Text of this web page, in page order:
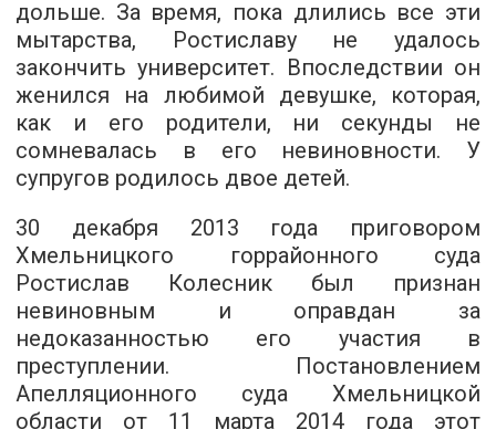
дольше. За время, пока длились все эти
мытарства, Ростиславу не удалось
закончить университет. Впоследствии он
женился на любимой девушке, которая,
как и его родители, ни секунды не
сомневалась в его невиновности. У
супругов родилось двое детей.
30 декабря 2013 года приговором
Хмельницкого горрайонного суда
Ростислав Колесник был признан
невиновным и оправдан за
недоказанностью его участия в
преступлении. Постановлением
Апелляционного суда Хмельницкой
области от 11 марта 2014 года этот